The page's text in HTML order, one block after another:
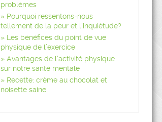
problèmes
Pourquoi ressentons-nous
tellement de la peur et l’inquiétude?
Les bénéfices du point de vue
physique de l’exercice
Avantages de l’activité physique
sur notre santé mentale
Recette: crème au chocolat et
noisette saine